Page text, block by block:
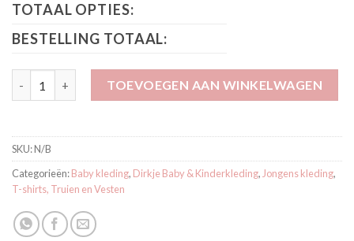
TOTAAL OPTIES:
BESTELLING TOTAAL:
TOEVOEGEN AAN WINKELWAGEN
SKU:N/B
Categorieën:Baby kleding, Dirkje Baby & Kinderkleding, Jongens kleding,
T-shirts, Truien en Vesten